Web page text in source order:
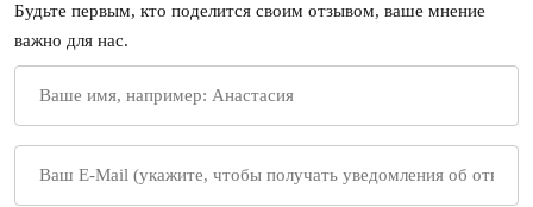
Будьте первым, кто поделится своим отзывом, ваше мнение
важно для нас.